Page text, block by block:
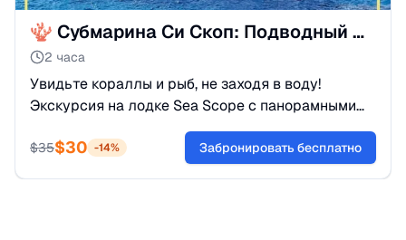
🪸 Субмарина Си Скоп: Подводный мир Красного моря
2 часа
Увидьте кораллы и рыб, не заходя в воду!
Экскурсия на лодке Sea Scope с панорамными
окнами и кондиционером. Идеально для детей и
тех, кто не умеет плавать.
$35$30 -14% Забронировать бесплатно